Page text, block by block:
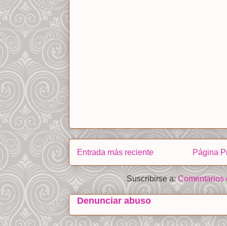
Entrada más reciente Página
Suscribirse a:Comentarios
Denunciar abuso